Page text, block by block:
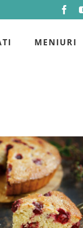
MENIURI
si cocos –